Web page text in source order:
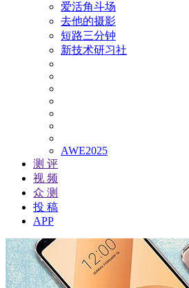
爱活角斗场
去他的摄影
短路三分钟
新技术研习社
AWE2025
测 评
视 频
众 测
投 稿
APP